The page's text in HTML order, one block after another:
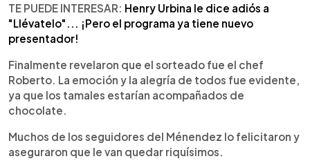
TE PUEDE INTERESAR: Henry Urbina le dice adiós a
"Llévatelo"... ¡Pero el programa ya tiene nuevo
presentador!
Finalmente revelaron que el sorteado fue el chef
Roberto. La emoción y la alegría de todos fue evidente,
ya que los tamales estarían acompañados de
chocolate.
Muchos de los seguidores del Ménendez lo felicitaron y
aseguraron que le van quedar riquísimos.